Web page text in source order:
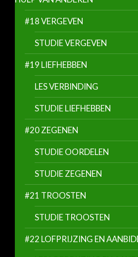
#18 VERGEVEN
STUDIE VERGEVEN
#19 LIEFHEBBEN
LES VERBINDING
STUDIE LIEFHEBBEN
#20 ZEGENEN
STUDIE OORDELEN
STUDIE ZEGENEN
#21 TROOSTEN
STUDIE TROOSTEN
#22 LOFPRIJZING EN